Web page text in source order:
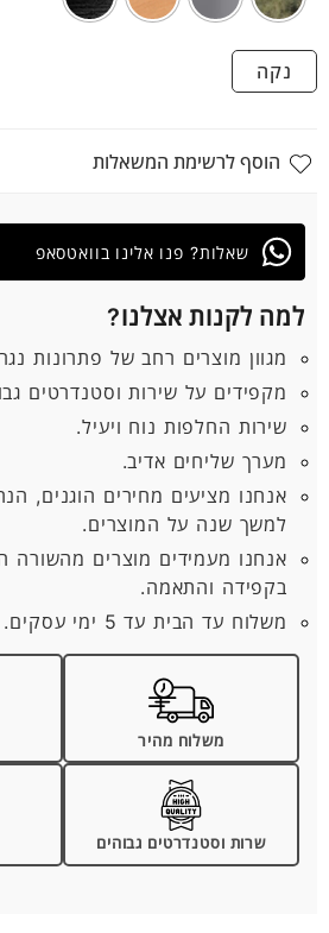
נקה
הוסף לרשימת המשאלות
למה לקנות אצלנו?
מגוון מוצרים רחב של פתרונות
מקפידים על שירות וסטנדרטים
שירות החלפות נוח ויעיל.
מערך שליחים אדיב.
אנחנו מציעים מחירים הוגנים,
למשך שנה על המוצרים.
אנחנו מעמידים מוצרים מהשורה
בקפידה והתאמה.
משלוח עד הבית עד 5 ימי עסקים.
משלוח מהיר
שרות וסטנדרטים גבוהים
שאלות? פנו אלינו בוואטסאפ